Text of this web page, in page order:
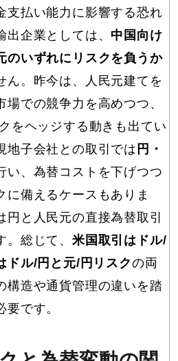
支払い能力に影響する恐れ
企業としては、 中国向け
のいずれにリスクを負うか
ん。昨今は、人民元建てを
での競争力を高めつつ、
をヘッジする動きも出てい
地子会社との取引では 円・
い、為替コストを下げつつ
に備えるケースもありま
と人民元の直接為替取引
総じて、 米国取引はドル/
ドル/円と元/円リスクの両
構造や通貨管理の違いを踏
要です。